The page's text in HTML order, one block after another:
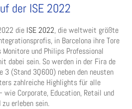
der ISE 2022
die ISE 2022, die weltweit größte
in Barcelona ihre Tore
und Philips Professional
dabei sein. So werden in der Fira de
3 (Stand 3Q600) neben den neusten
zahlreiche Highlights für alle
Corporate, Education, Retail und
erleben sein.